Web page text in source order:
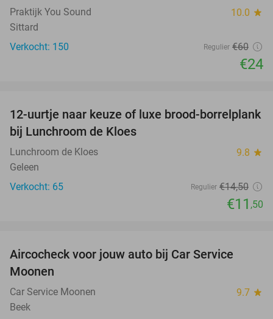
Praktijk You Sound 10.0 star
Sittard
Verkocht: 150
Regulier €60
€24
21%
12-uurtje naar keuze of luxe brood-borrelplank
bij Lunchroom de Kloes
Lunchroom de Kloes 9.8 star
Geleen
Verkocht: 65
Regulier €14,50
€11 ,50
Aircocheck voor jouw auto bij Car Service
Moonen
Car Service Moonen 9.7 star
Beek